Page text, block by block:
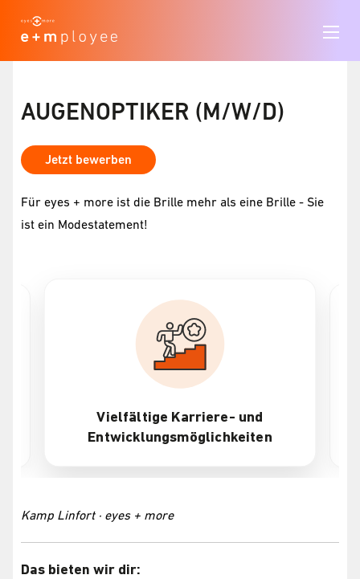
AUGENOPTIKER (M/W/D)
Jetzt bewerben
Für eyes + more ist die Brille mehr als eine Brille - Sie
ist ein Modestatement!
Vielfältige Karriere- und
Entwicklungsmöglichkeiten
Kamp Linfort · eyes + more
Das bieten wir dir: